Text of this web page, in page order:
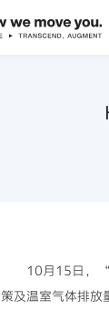
10月15日，
策及温室气体排